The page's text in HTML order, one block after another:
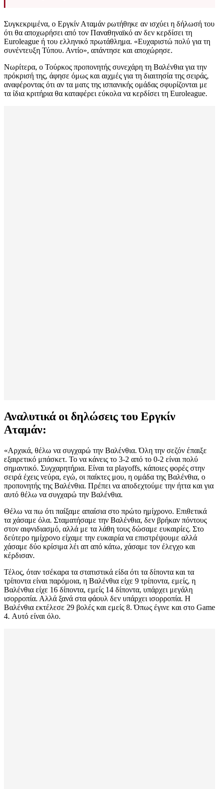
Συγκεκριμένα, ο Εργκίν Αταμάν ρωτήθηκε αν ισχύει η δήλωσή του
ότι θα αποχωρήσει από τον Παναθηναϊκό αν δεν κερδίσει τη
Euroleague ή του ελληνικό πρωτάθλημα. «Ευχαριστώ πολύ για τη
συνέντευξη Τύπου. Αντίο», απάντησε και αποχώρησε.
Νωρίτερα, ο Τούρκος προπονητής συνεχάρη τη Βαλένθια για την
πρόκρισή της, άφησε όμως και αιχμές για τη διαιτησία της σειράς,
αναφέροντας ότι αν τα ματς της ισπανικής ομάδας σφυρίζονται με
τα ίδια κριτήρια θα καταφέρει εύκολα να κερδίσει τη Euroleague.
Αναλυτικά οι δηλώσεις του Εργκίν
Αταμάν:
«Αρχικά, θέλω να συγχαρώ την Βαλένθια. Όλη την σεζόν έπαιξε
εξαιρετικό μπάσκετ. Το να κάνεις το 3-2 από το 0-2 είναι πολύ
σημαντικό. Συγχαρητήρια. Είναι τα playoffs, κάποιες φορές στην
σειρά έχεις νεύρα, εγώ, οι παίκτες μου, η ομάδα της Βαλένθια, ο
προπονητής της Βαλένθια. Πρέπει να αποδεχτούμε την ήττα και για
αυτό θέλω να συγχαρώ την Βαλένθια.
Θέλω να πω ότι παίξαμε απαίσια στο πρώτο ημίχρονο. Επιθετικά
τα χάσαμε όλα. Σταματήσαμε την Βαλένθια, δεν βρήκαν πόντους
στον αιφνιδιασμό, αλλά με τα λάθη τους δώσαμε ευκαιρίες. Στο
δεύτερο ημίχρονο είχαμε την ευκαιρία να επιστρέψουμε αλλά
χάσαμε δύο κρίσιμα λέι απ από κάτω, χάσαμε τον έλεγχο και
κέρδισαν.
Τέλος, όταν τσέκαρα τα στατιστικά είδα ότι τα δίποντα και τα
τρίποντα είναι παρόμοια, η Βαλένθια είχε 9 τρίποντα, εμείς, η
Βαλένθια είχε 16 δίποντα, εμείς 14 δίποντα, υπάρχει μεγάλη
ισορροπία. Αλλά ξανά στα φάουλ δεν υπάρχει ισορροπία. Η
Βαλένθια εκτέλεσε 29 βολές και εμείς 8. Όπως έγινε και στο Game
4. Αυτό είναι όλο.